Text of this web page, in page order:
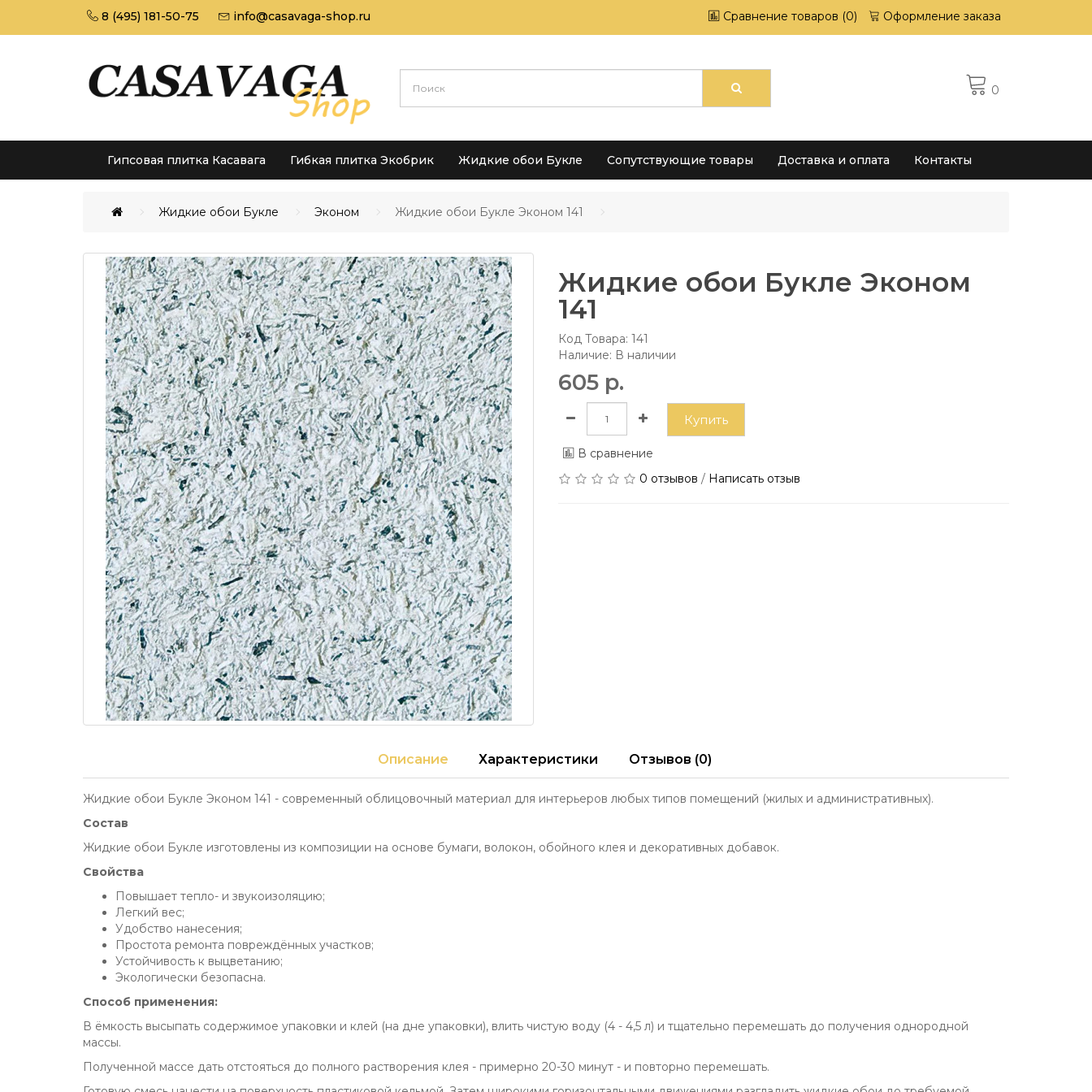
8 (495) 181-50-75 info@casavaga-shop.ru Сравнение товаров (0) Оформление заказа
0
Гипсовая плитка Касавага Гибкая плитка Экобрик Жидкие обои Букле Сопутствующие товары Доставка и оплата Контакты
Жидкие обои Букле Эконом Жидкие обои Букле Эконом 141
Жидкие обои Букле Эконом
141
Код Товара: 141
Наличие: В наличии
605 р.
Купить
В сравнение
0 отзывов / Написать отзыв
Описание Характеристики Отзывов (0)
Жидкие обои Букле Эконом 141 - современный облицовочный материал для интерьеров любых типов помещений (жилых и административных).
Состав
Жидкие обои Букле изготовлены из композиции на основе бумаги, волокон, обойного клея и декоративных добавок.
Свойства
Повышает тепло- и звукоизоляцию;
Легкий вес;
Удобство нанесения;
Простота ремонта повреждённых участков;
Устойчивость к выцветанию;
Экологически безопасна.
Способ применения:
В ёмкость высыпать содержимое упаковки и клей (на дне упаковки), влить чистую воду (4 - 4,5 л) и тщательно перемешать до получения однородной
массы.
Полученной массе дать отстояться до полного растворения клея - примерно 20-30 минут - и повторно перемешать.